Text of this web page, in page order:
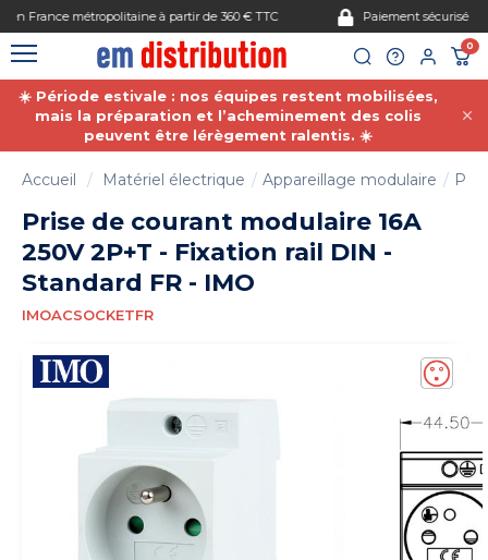
Paiement sécurisé
0
☀️ Période estivale : nos équipes restent mobilisées,
mais la préparation et l’acheminement des colis
peuvent être lérègement ralentis. ☀️
Accueil Matériel électrique Appareillage modulaire
Prise de courant modulaire 16A
250V 2P+T - Fixation rail DIN -
Standard FR - IMO
IMOACSOCKETFR
Gestion des cookies